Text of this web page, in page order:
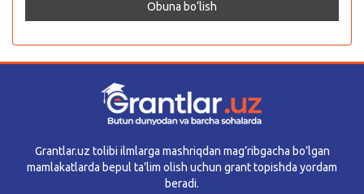
Grantlar.uz tolibi ilmlarga mashriqdan mag’ribgacha bo’lgan
mamlakatlarda bepul ta’lim olish uchun grant topishda yordam
beradi.